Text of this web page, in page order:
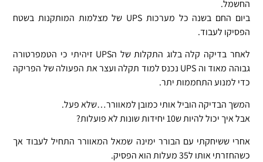
החשמל.
ביום החם בשנה כל מערכות UPS של מצלמות המותקנות בשטח
הפסיקו לעבוד.
לאחר בדיקה קלה בלוג התקלות של הUPS זיהיתי כי הטמפרטורה
גבוהה מאוד וה UPS נכנס למוד תקלה ועצר את הפעולה של הפריקה
כדי למנוע התחממות יתר.
המשך הבדיקה הוביל אותי כמובן למאוורר…שלא פעל.
אבל איך יכול להיות ש10 יחידות שונות לא פועלות?
אחרי ששיחקתי עם הבורר ימינה שמאל המאוורר התחיל לעבוד אך
כשהחזרתי אותו ל35 מעלות הוא הפסיק.